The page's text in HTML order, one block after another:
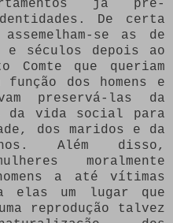
já pré-
De certa
se as de
e séculos depois ao
Comte que queriam
função dos homens e
preservá-las da
vida social para
dos maridos e da
Além disso,
moralmente
a até vítimas
elas um lugar que
reprodução talvez